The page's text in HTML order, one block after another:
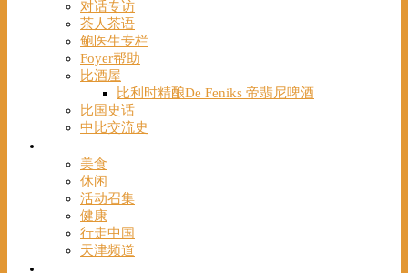
对话专访
茶人茶语
鲍医生专栏
Foyer帮助
比酒屋
比利时精酿De Feniks 帝翡尼啤酒
比国史话
中比交流史
美食
休闲
活动召集
健康
行走中国
天津频道